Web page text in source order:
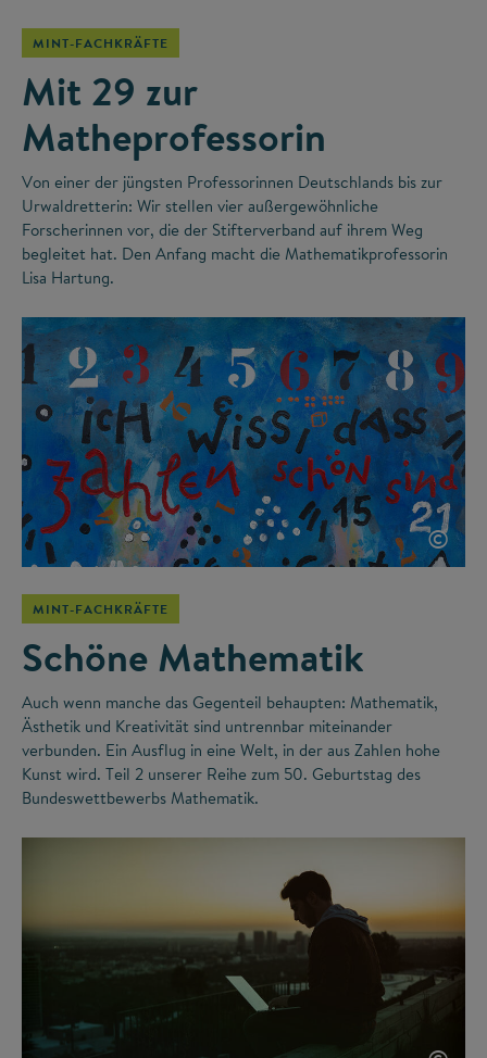
MINT-FACHKRÄFTE
Mit 29 zur
Matheprofessorin
Von einer der jüngsten Professorinnen Deutschlands bis zur
Urwaldretterin: Wir stellen vier außergewöhnliche
Forscherinnen vor, die der Stifterverband auf ihrem Weg
begleitet hat. Den Anfang macht die Mathematikprofessorin
Lisa Hartung.
©
MINT-FACHKRÄFTE
Schöne Mathematik
Auch wenn manche das Gegenteil behaupten: Mathematik,
Ästhetik und Kreativität sind untrennbar miteinander
verbunden. Ein Ausflug in eine Welt, in der aus Zahlen hohe
Kunst wird. Teil 2 unserer Reihe zum 50. Geburtstag des
Bundeswettbewerbs Mathematik.